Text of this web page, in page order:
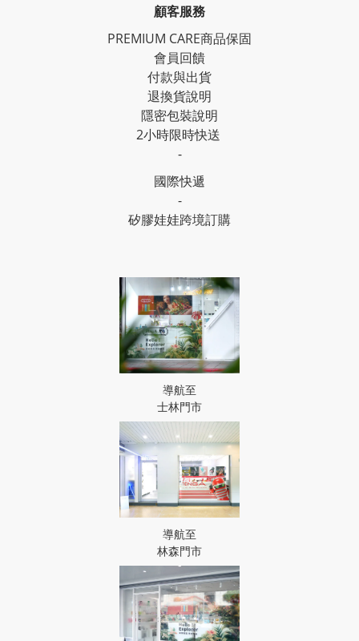
顧客服務
PREMIUM CARE商品保固
會員回饋
付款與出貨
退換貨說明
隱密包裝說明
2小時限時快送
-
國際快遞
-
矽膠娃娃跨境訂購
導航至
士林門市
導航至
林森門市